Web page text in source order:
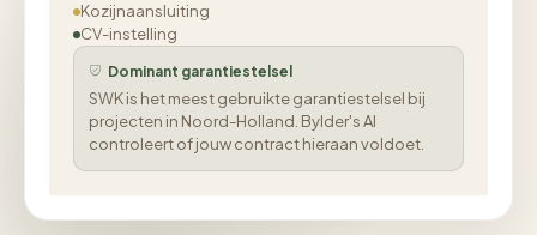
Kozijnaansluiting
CV-instelling
Dominant garantiestelsel
SWK is het meest gebruikte garantiestelsel bij
projecten in Noord-Holland. Bylder's AI
controleert of jouw contract hieraan voldoet.